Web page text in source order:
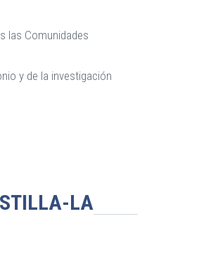
las Comunidades
y de la investigación
LA